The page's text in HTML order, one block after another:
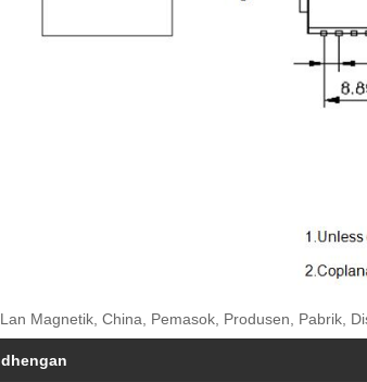
Magnetik, China, Pemasok, Produsen, Pabrik,